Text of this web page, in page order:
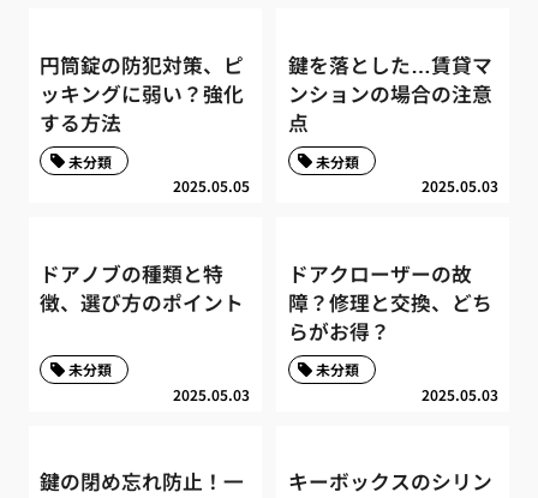
円筒錠の防犯対策、ピ
ッキングに弱い？強化
する方法
2025.05.05
未分類
鍵を落とした…賃貸マ
ンションの場合の注意
点
2025.05.03
未分類
ドアノブの種類と特
徴、選び方のポイント
2025.05.03
未分類
ドアクローザーの故
障？修理と交換、どち
らがお得？
2025.05.03
未分類
鍵の閉め忘れ防止！一
キーボックスのシリン